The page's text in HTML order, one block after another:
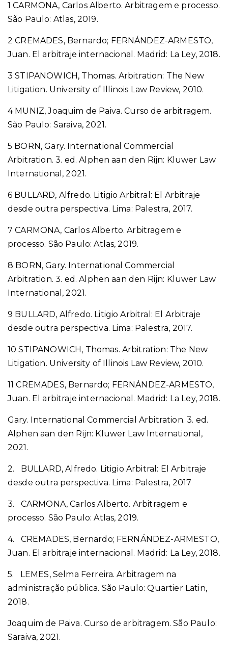
1 CARMONA, Carlos Alberto. Arbitragem e processo.
São Paulo: Atlas, 2019.
2 CREMADES, Bernardo; FERNÁNDEZ-ARMESTO,
Juan. El arbitraje internacional. Madrid: La Ley, 2018.
3 STIPANOWICH, Thomas. Arbitration: The New
Litigation. University of Illinois Law Review, 2010.
4 MUNIZ, Joaquim de Paiva. Curso de arbitragem.
São Paulo: Saraiva, 2021.
5 BORN, Gary. International Commercial
Arbitration. 3. ed. Alphen aan den Rijn: Kluwer Law
International, 2021.
6 BULLARD, Alfredo. Litigio Arbitral: El Arbitraje
desde outra perspectiva. Lima: Palestra, 2017.
7 CARMONA, Carlos Alberto. Arbitragem e
processo. São Paulo: Atlas, 2019.
8 BORN, Gary. International Commercial
Arbitration. 3. ed. Alphen aan den Rijn: Kluwer Law
International, 2021.
9 BULLARD, Alfredo. Litigio Arbitral: El Arbitraje
desde outra perspectiva. Lima: Palestra, 2017.
10 STIPANOWICH, Thomas. Arbitration: The New
Litigation. University of Illinois Law Review, 2010.
11 CREMADES, Bernardo; FERNÁNDEZ-ARMESTO,
Juan. El arbitraje internacional. Madrid: La Ley, 2018.
Gary. International Commercial Arbitration. 3. ed.
Alphen aan den Rijn: Kluwer Law International,
2021.
2. BULLARD, Alfredo. Litigio Arbitral: El Arbitraje
desde outra perspectiva. Lima: Palestra, 2017
3. CARMONA, Carlos Alberto. Arbitragem e
processo. São Paulo: Atlas, 2019.
4. CREMADES, Bernardo; FERNÁNDEZ-ARMESTO,
Juan. El arbitraje internacional. Madrid: La Ley, 2018.
5. LEMES, Selma Ferreira. Arbitragem na
administração pública. São Paulo: Quartier Latin,
2018.
Joaquim de Paiva. Curso de arbitragem. São Paulo:
Saraiva, 2021.